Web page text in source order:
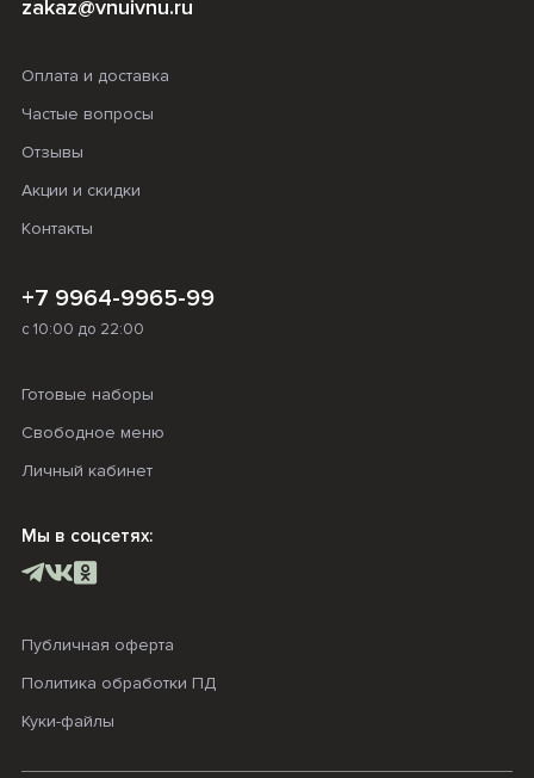
zakaz@vnuivnu.ru
Оплата и доставка
Частые вопросы
Отзывы
Акции и скидки
Контакты
+7 9964-9965-99
с 10:00 до 22:00
Готовые наборы
Свободное меню
Личный кабинет
Мы в соцсетях:
Публичная оферта
Политика обработки ПД
Куки-файлы